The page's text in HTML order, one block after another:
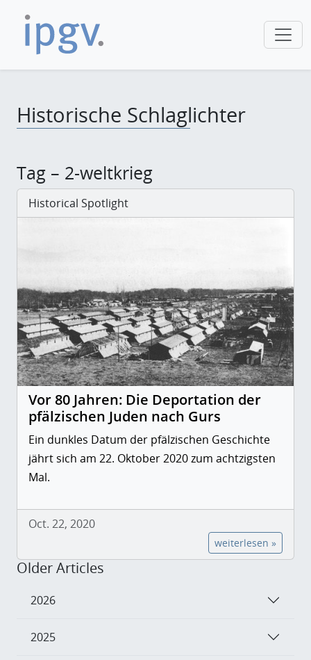
Historische Schlaglichter
Tag – 2-weltkrieg
Historical Spotlight
Vor 80 Jahren: Die Deportation der
pfälzischen Juden nach Gurs
Ein dunkles Datum der pfälzischen Geschichte
jährt sich am 22. Oktober 2020 zum achtzigsten
Mal.
Oct. 22, 2020
weiterlesen »
Older Articles
2026
2025